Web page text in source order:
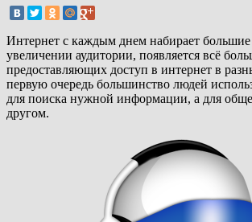
Интернет с каждым днем набирает
увеличении аудитории, появляется всё
предоставляющих доступ в интернет в
первую очередь большинство людей
для поиска нужной информации, а для
другом.